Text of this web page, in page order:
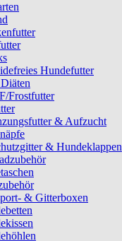
Hundefutter
Frostfutter
& Aufzucht
& Hundeklappen
& Gitterboxen